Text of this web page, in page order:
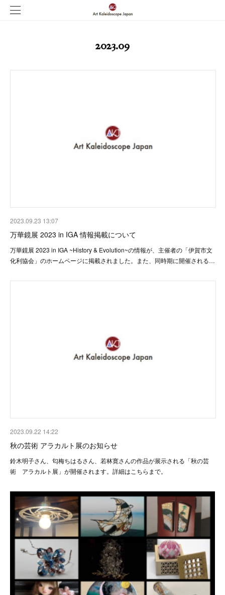
2023.09
2023.09.23 13:07
万華鏡展 2023 in IGA 情報掲載について
万華鏡展 2023 in IGA ~History & Evolution~の情報が、主催者の「伊賀市文
化利協会」のホームページに掲載されました。また、同時期に開催される…
2023.09.22 14:22
秋の芸術 アラカルト展のお知らせ
鈴木明子さん、匂梅ちはるさん、若林寛さんの作品が展示される「秋の芸
術 アラカルト展」が開催されます。詳細はこちらまで。